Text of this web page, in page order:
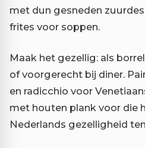
met dun gesneden
frites voor soppen.
Maak het gezellig: als
of voorgerecht bij diner.
en radicchio voor
met houten plank voor die
Nederlands gezelligheid